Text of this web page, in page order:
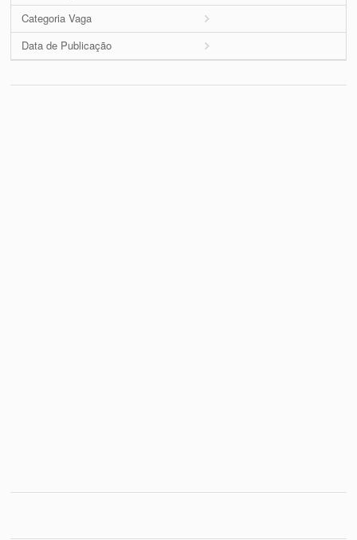
Categoria Vaga
Data de Publicação